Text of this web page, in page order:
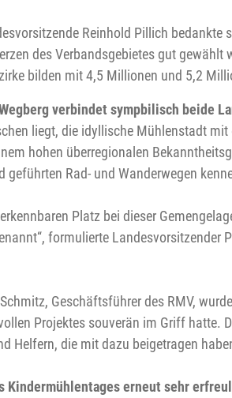
Reinhold Pillich
des Verbandsgebietes gut
bilden mit 4,5 Millionen und 5,2
verbindet sympbilisch beide
liegt, die idyllische Mühlenstadt
hohen überregionalen
geführten Rad- und Wanderwegen
Platz bei dieser
formulierte
Geschäftsführer des RMV,
Projektes souverän im Griff hatte.
Helfern, die mit dazu beigetragen
Kindermühlentages erneut sehr